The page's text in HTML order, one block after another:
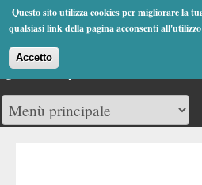
Questo sito utilizza cookies per migliorare la
qualsiasi link della pagina acconsenti
Accetto
Jump to Navigation